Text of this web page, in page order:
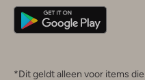
*Dit geldt alleen voor items